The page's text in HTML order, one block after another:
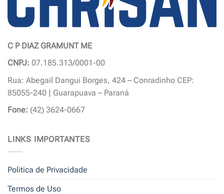
do
produto
C P DIAZ GRAMUNT ME
CNPJ: 07.185.313/0001-00
Rua: Abegail Dangui Borges, 424 – Conradinho CEP:
85055-240 | Guarapuava – Paraná
Fone: (42) 3624-0667
LINKS IMPORTANTES
Politica de Privacidade
Termos de Uso